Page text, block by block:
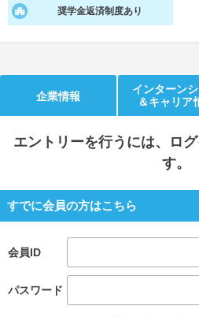
就活支援
就活ニュースペーパー
奨学金返済制度あり
企業情報
インターン
＆キャリア
エントリーを行うには、ロ
す。
すでに会員の方はこちら
会員ID
パスワード